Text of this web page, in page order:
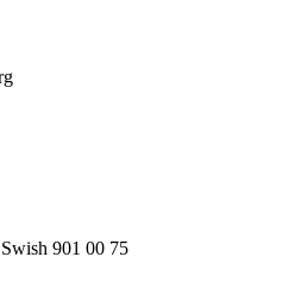
901 00 75